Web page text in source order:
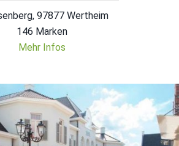
97877 Wertheim
146 Marken
Mehr Infos